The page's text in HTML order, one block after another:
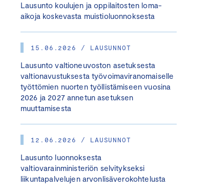
Lausunto koulujen ja oppilaitosten loma-
aikoja koskevasta muistioluonnoksesta
15.06.2026 / LAUSUNNOT
Lausunto valtioneuvoston asetuksesta
valtionavustuksesta työvoimaviranomaiselle
työttömien nuorten työllistämiseen vuosina
2026 ja 2027 annetun asetuksen
muuttamisesta
12.06.2026 / LAUSUNNOT
Lausunto luonnoksesta
valtiovarainministeriön selvitykseksi
liikuntapalvelujen arvonlisäverokohtelusta